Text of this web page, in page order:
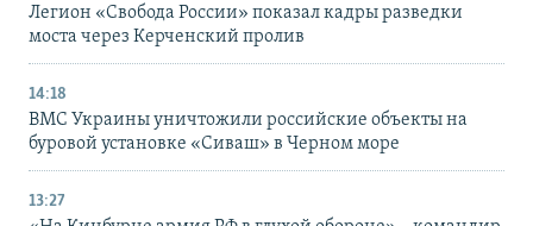
Легион «Свобода России» показал кадры разведки
моста через Керченский пролив
14:18
ВМС Украины уничтожили российские объекты на
буровой установке «Сиваш» в Черном море
13:27